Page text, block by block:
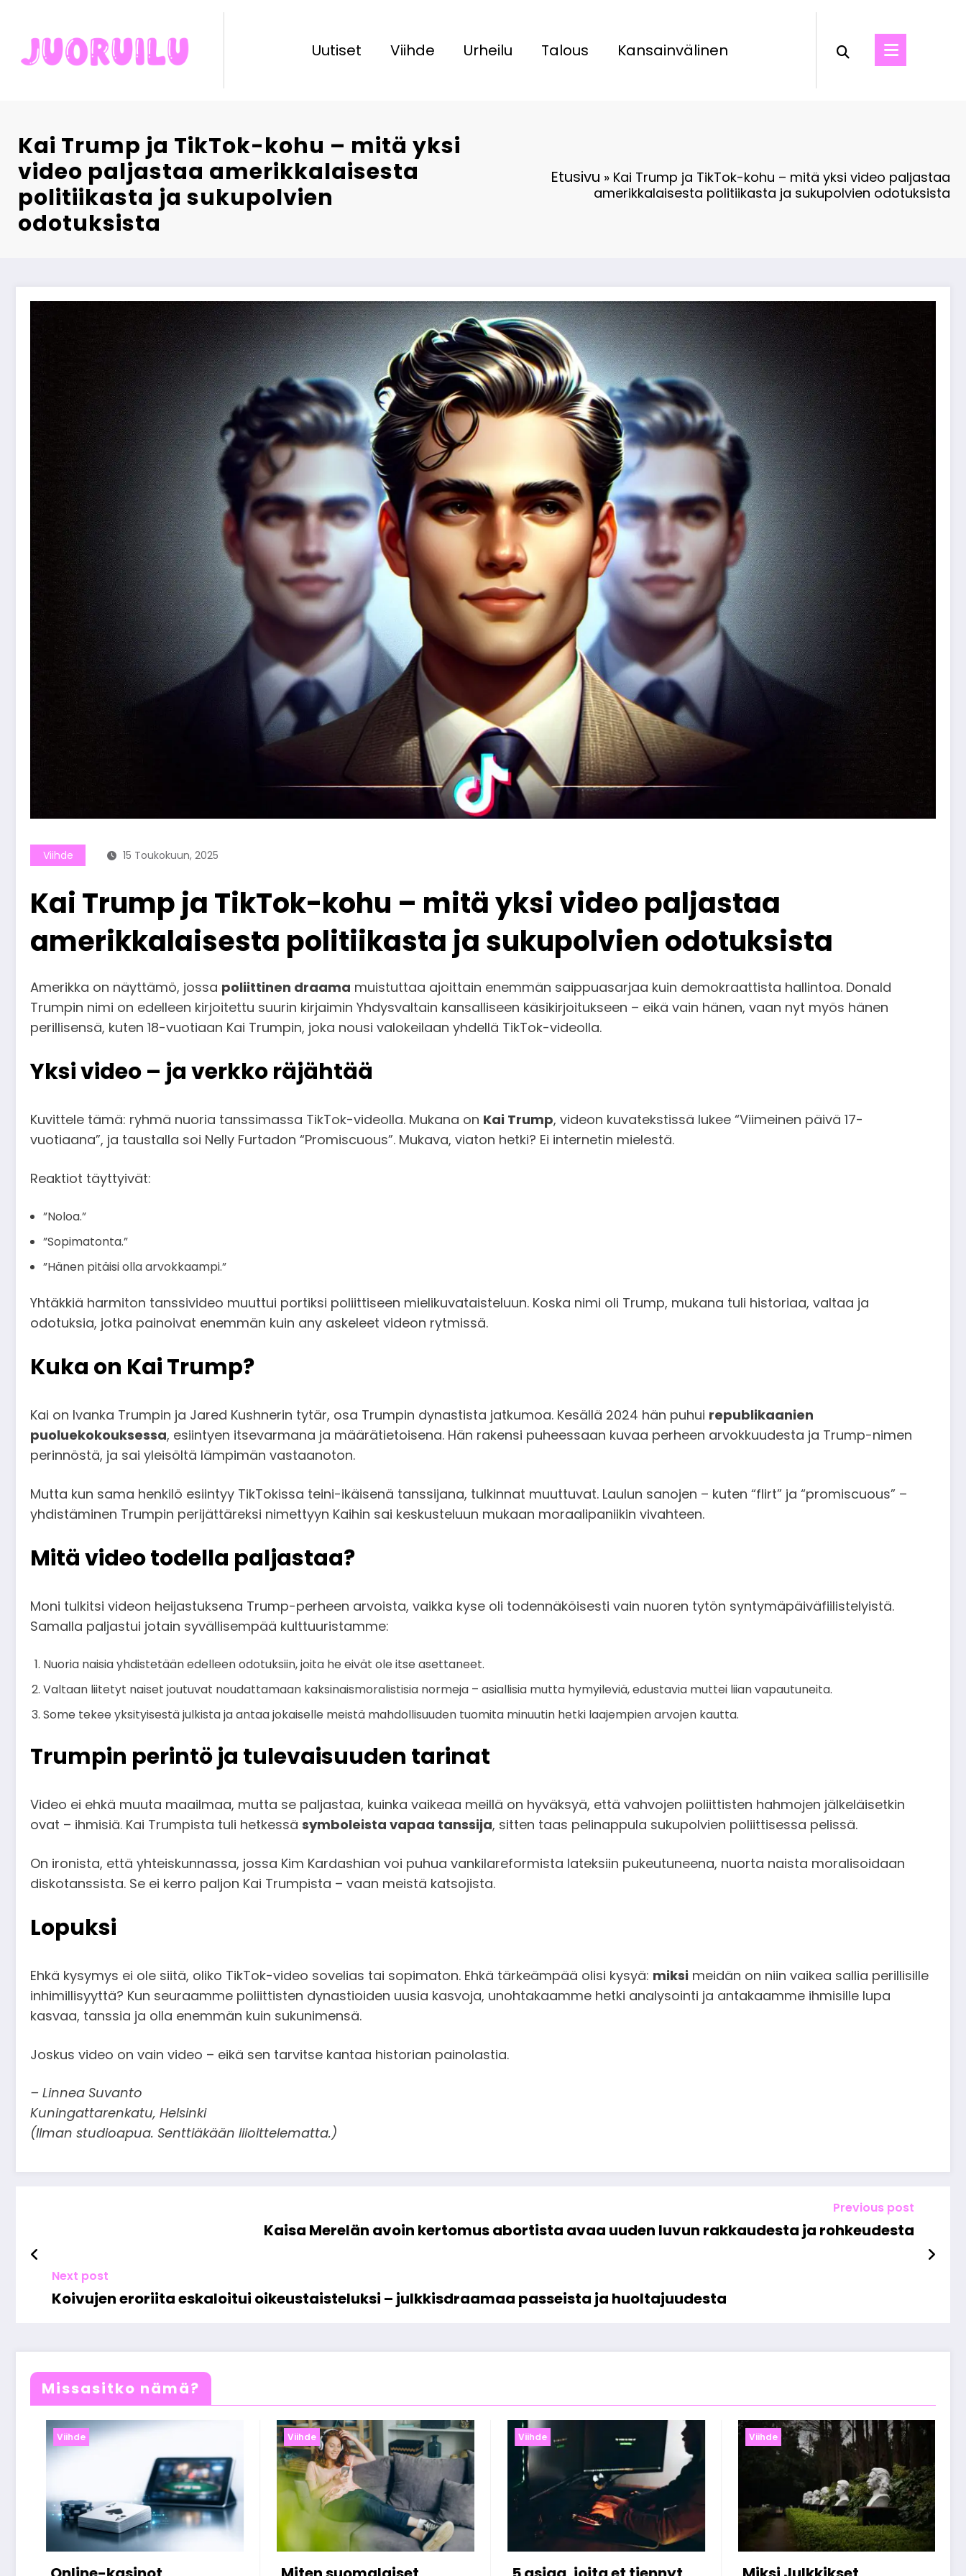
content
Uutiset Viihde Urheilu Talous Kansainvälinen
Kai Trump ja TikTok-kohu – mitä yksi
video paljastaa amerikkalaisesta
politiikasta ja sukupolvien
odotuksista
Etusivu » Kai Trump ja TikTok-kohu – mitä yksi video paljastaa
amerikkalaisesta politiikasta ja sukupolvien odotuksista
Viihde 15 Toukokuun, 2025
Kai Trump ja TikTok-kohu – mitä yksi video paljastaa
amerikkalaisesta politiikasta ja sukupolvien odotuksista
Amerikka on näyttämö, jossa poliittinen draama muistuttaa ajoittain enemmän saippuasarjaa kuin demokraattista hallintoa. Donald
Trumpin nimi on edelleen kirjoitettu suurin kirjaimin Yhdysvaltain kansalliseen käsikirjoitukseen – eikä vain hänen, vaan nyt myös hänen
perillisensä, kuten 18-vuotiaan Kai Trumpin, joka nousi valokeilaan yhdellä TikTok-videolla.
Yksi video – ja verkko räjähtää
Kuvittele tämä: ryhmä nuoria tanssimassa TikTok-videolla. Mukana on Kai Trump, videon kuvatekstissä lukee “Viimeinen päivä 17-
vuotiaana”, ja taustalla soi Nelly Furtadon “Promiscuous”. Mukava, viaton hetki? Ei internetin mielestä.
Reaktiot täyttyivät:
”Noloa.”
”Sopimatonta.”
”Hänen pitäisi olla arvokkaampi.”
Yhtäkkiä harmiton tanssivideo muuttui portiksi poliittiseen mielikuvataisteluun. Koska nimi oli Trump, mukana tuli historiaa, valtaa ja
odotuksia, jotka painoivat enemmän kuin any askeleet videon rytmissä.
Kuka on Kai Trump?
Kai on Ivanka Trumpin ja Jared Kushnerin tytär, osa Trumpin dynastista jatkumoa. Kesällä 2024 hän puhui republikaanien
puoluekokouksessa, esiintyen itsevarmana ja määrätietoisena. Hän rakensi puheessaan kuvaa perheen arvokkuudesta ja Trump-nimen
perinnöstä, ja sai yleisöltä lämpimän vastaanoton.
Mutta kun sama henkilö esiintyy TikTokissa teini-ikäisenä tanssijana, tulkinnat muuttuvat. Laulun sanojen – kuten “flirt” ja “promiscuous” –
yhdistäminen Trumpin perijättäreksi nimettyyn Kaihin sai keskusteluun mukaan moraalipaniikin vivahteen.
Mitä video todella paljastaa?
Moni tulkitsi videon heijastuksena Trump-perheen arvoista, vaikka kyse oli todennäköisesti vain nuoren tytön syntymäpäiväfiilistelyistä.
Samalla paljastui jotain syvällisempää kulttuuristamme:
Nuoria naisia yhdistetään edelleen odotuksiin, joita he eivät ole itse asettaneet.
Valtaan liitetyt naiset joutuvat noudattamaan kaksinaismoralistisia normeja – asiallisia mutta hymyileviä, edustavia muttei liian vapautuneita.
Some tekee yksityisestä julkista ja antaa jokaiselle meistä mahdollisuuden tuomita minuutin hetki laajempien arvojen kautta.
Trumpin perintö ja tulevaisuuden tarinat
Video ei ehkä muuta maailmaa, mutta se paljastaa, kuinka vaikeaa meillä on hyväksyä, että vahvojen poliittisten hahmojen jälkeläisetkin
ovat – ihmisiä. Kai Trumpista tuli hetkessä symboleista vapaa tanssija, sitten taas pelinappula sukupolvien poliittisessa pelissä.
On ironista, että yhteiskunnassa, jossa Kim Kardashian voi puhua vankilareformista lateksiin pukeutuneena, nuorta naista moralisoidaan
diskotanssista. Se ei kerro paljon Kai Trumpista – vaan meistä katsojista.
Lopuksi
Ehkä kysymys ei ole siitä, oliko TikTok-video sovelias tai sopimaton. Ehkä tärkeämpää olisi kysyä: miksi meidän on niin vaikea sallia perillisille
inhimillisyyttä? Kun seuraamme poliittisten dynastioiden uusia kasvoja, unohtakaamme hetki analysointi ja antakaamme ihmisille lupa
kasvaa, tanssia ja olla enemmän kuin sukunimensä.
Joskus video on vain video – eikä sen tarvitse kantaa historian painolastia.
– Linnea Suvanto
Kuningattarenkatu, Helsinki
(Ilman studioapua. Senttiäkään liioittelematta.)
Previous post
Kaisa Merelän avoin kertomus abortista avaa uuden luvun rakkaudesta ja rohkeudesta
Next post
Koivujen eroriita eskaloitui oikeustaisteluksi – julkkisdraamaa passeista ja huoltajuudesta
Missasitko nämä?
Viihde Viihde Viihde Viihde